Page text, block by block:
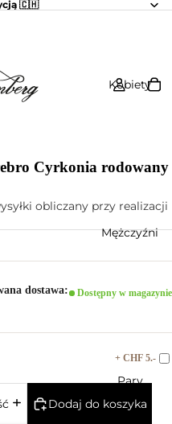
🇨🇭
Kobiety
Mężczyźni
Pary
Cyrkonia rodowany
obliczany przy realizacji
dostawa:
Dostępny w magazynie
+ CHF 5.-
Dodaj do koszyka